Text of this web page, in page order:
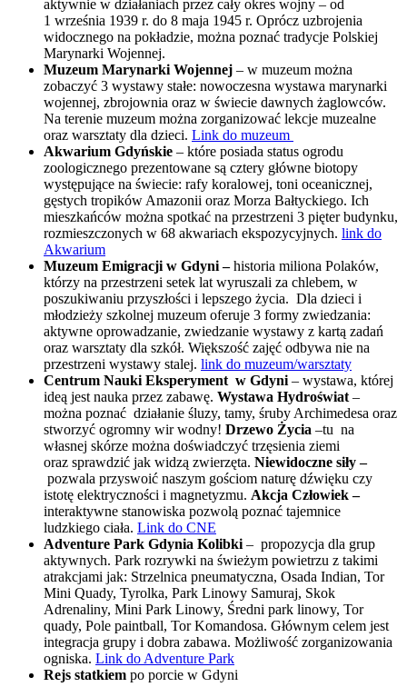
aktywnie w działaniach przez cały okres wojny – od
1 września 1939 r. do 8 maja 1945 r. Oprócz uzbrojenia
widocznego na pokładzie, można poznać tradycje Polskiej
Marynarki Wojennej.
Muzeum Marynarki Wojennej – w muzeum można
zobaczyć 3 wystawy stałe: nowoczesna wystawa marynarki
wojennej, zbrojownia oraz w świecie dawnych żaglowców.
Na terenie muzeum można zorganizować lekcje muzealne
oraz warsztaty dla dzieci. Link do muzeum
Akwarium Gdyńskie – które posiada status ogrodu
zoologicznego prezentowane są cztery główne biotopy
występujące na świecie: rafy koralowej, toni oceanicznej,
gęstych tropików Amazonii oraz Morza Bałtyckiego. Ich
mieszkańców można spotkać na przestrzeni 3 pięter budynku,
rozmieszczonych w 68 akwariach ekspozycyjnych. link do
Akwarium
Muzeum Emigracji w Gdyni –historia miliona Polaków,
którzy na przestrzeni setek lat wyruszali za chlebem, w
poszukiwaniu przyszłości i lepszego życia. Dla dzieci i
młodzieży szkolnej muzeum oferuje 3 formy zwiedzania:
aktywne oprowadzanie, zwiedzanie wystawy z kartą zadań
oraz warsztaty dla szkół. Większość zajęć odbywa nie na
przestrzeni wystawy stalej. link do muzeum/warsztaty
Centrum Nauki Eksperyment w Gdyni – wystawa, której
ideą jest nauka przez zabawę. Wystawa Hydroświat –
można poznać działanie śluzy, tamy, śruby Archimedesa oraz
stworzyć ogromny wir wodny! Drzewo Życia –tu na
własnej skórze można doświadczyć trzęsienia ziemi
oraz sprawdzić jak widzą zwierzęta. Niewidoczne siły –
pozwala przyswoić naszym gościom naturę dźwięku czy
istotę elektryczności i magnetyzmu. Akcja Człowiek –
interaktywne stanowiska pozwolą poznać tajemnice
ludzkiego ciała. Link do CNE
Adventure Park Gdynia Kolibki – propozycja dla grup
aktywnych. Park rozrywki na świeżym powietrzu z takimi
atrakcjami jak: Strzelnica pneumatyczna, Osada Indian, Tor
Mini Quady, Tyrolka, Park Linowy Samuraj, Skok
Adrenaliny, Mini Park Linowy, Średni park linowy, Tor
quady, Pole paintball, Tor Komandosa. Głównym celem jest
integracja grupy i dobra zabawa. Możliwość zorganizowania
ogniska. Link do Adventure Park
Rejs statkiem po porcie w Gdyni